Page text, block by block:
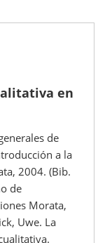
en
de
a la
2004. (Bib.
de
Morata,
Uwe. La